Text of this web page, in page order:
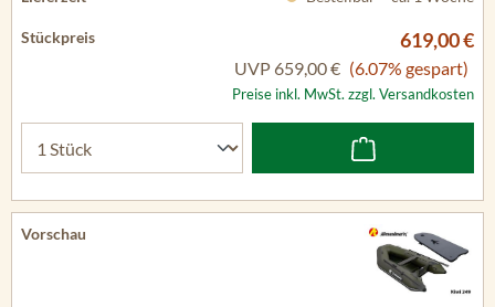
619,00 €
UVP 659,00 € (6.07% gespart)
Preise inkl. MwSt. zzgl. Versandkosten